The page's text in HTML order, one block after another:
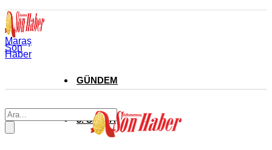
Maraş
Son
Haber
GÜNDEM
3. SAYFA